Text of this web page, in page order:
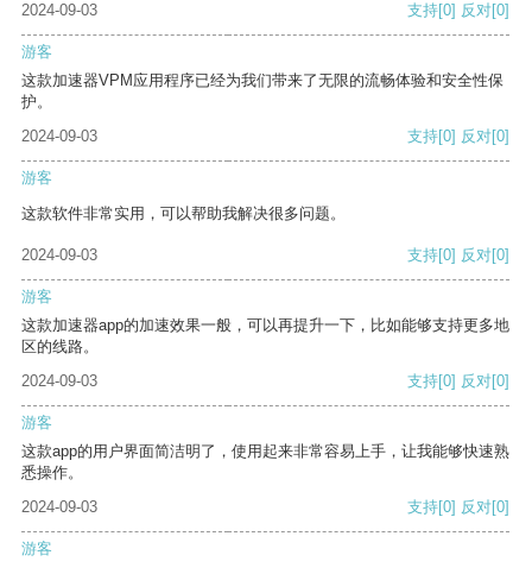
2024-09-03
支持[0] 反对[0]
游客
这款加速器VPM应用程序已经为我们带来了无限的流畅体验和安全性保
护。
2024-09-03
支持[0] 反对[0]
游客
这款软件非常实用，可以帮助我解决很多问题。
2024-09-03 支持[0] 反对[0]
游客
这款加速器app的加速效果一般，可以再提升一下，比如能够支持更多地
区的线路。
2024-09-03
支持[0] 反对[0]
游客
这款app的用户界面简洁明了，使用起来非常容易上手，让我能够快速熟
悉操作。
2024-09-03
支持[0] 反对[0]
游客